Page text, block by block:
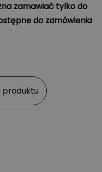
zamawiać tylko do
do zamówienia
produktu